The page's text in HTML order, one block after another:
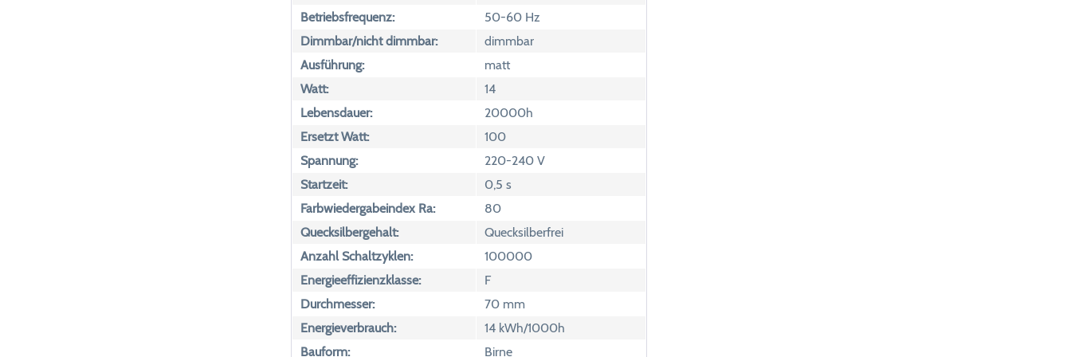
Betriebsfrequenz:
50-60 Hz
Dimmbar/nicht dimmbar:
dimmbar
Ausführung:
matt
Watt:
14
Lebensdauer:
20000h
Ersetzt Watt:
100
Spannung:
220-240 V
Startzeit:
0,5 s
Farbwiedergabeindex Ra:
80
Quecksilbergehalt:
Quecksilberfrei
Anzahl Schaltzyklen:
100000
Energieeffizienzklasse:
F
Durchmesser:
70 mm
Energieverbrauch:
14 kWh/1000h
Bauform:
Birne